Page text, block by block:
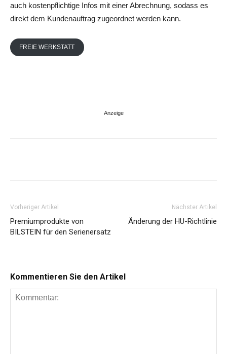
auch kostenpflichtige Infos mit einer Abrechnung, sodass es
direkt dem Kundenauftrag zugeordnet werden kann.
FREIE WERKSTATT
Vorheriger Artikel
Premiumprodukte von
BILSTEIN für den Serienersatz
Nächster Artikel
Änderung der HU-Richtlinie
Kommentieren Sie den Artikel